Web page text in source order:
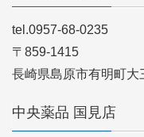
tel.0957-68-0235
〒859-1415
長崎県島原市有明町大
中央薬品 国見店